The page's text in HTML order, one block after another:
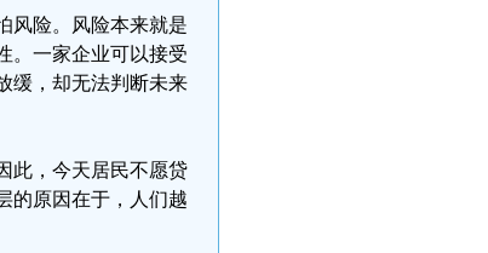
风险。风险本来就是
。一家企业可以接受
缓，却无法判断未来
此，今天居民不愿贷
的原因在于，人们越